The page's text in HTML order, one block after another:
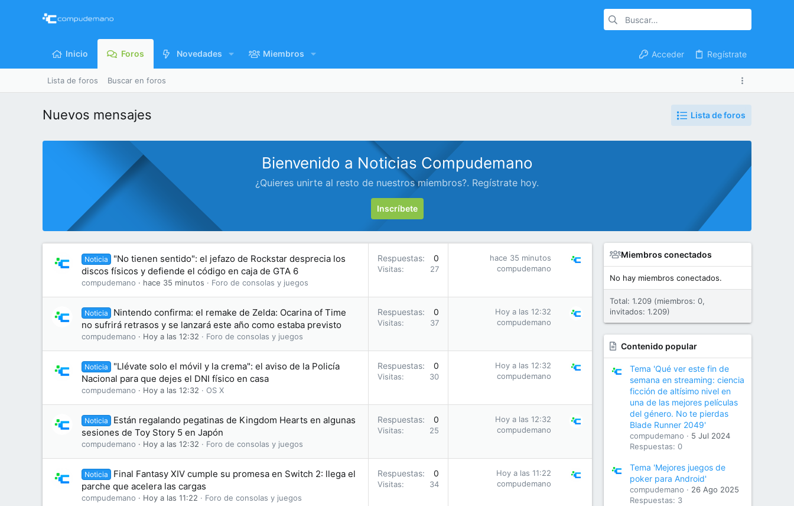
Inicio Foros Novedades Miembros Acceder Regístrate
Lista de foros Buscar en foros
Nuevos mensajes Lista de foros
Bienvenido a Noticias Compudemano
¿Quieres unirte al resto de nuestros miembros?. Regístrate hoy.
Inscríbete
Noticia
"No tienen sentido": el jefazo de Rockstar desprecia los
discos físicos y defiende el código en caja de GTA 6
compudemano hace 35 minutos Foro de consolas y juegos
Respuestas 0
Visitas 27
hace 35 minutos
compudemano
Noticia
Nintendo confirma: el remake de Zelda: Ocarina of Time
no sufrirá retrasos y se lanzará este año como estaba previsto
compudemano Hoy a las 12:32 Foro de consolas y juegos
Respuestas 0
Visitas 37
Hoy a las 12:32
compudemano
Noticia
"Llévate solo el móvil y la crema": el aviso de la Policía
Nacional para que dejes el DNI físico en casa
compudemano Hoy a las 12:32 OS X
Respuestas 0
Visitas 30
Hoy a las 12:32
compudemano
Noticia
Están regalando pegatinas de Kingdom Hearts en algunas
sesiones de Toy Story 5 en Japón
compudemano Hoy a las 12:32 Foro de consolas y juegos
Respuestas 0
Visitas 25
Hoy a las 12:32
compudemano
Noticia
Final Fantasy XIV cumple su promesa en Switch 2: llega el
parche que acelera las cargas
compudemano Hoy a las 11:22 Foro de consolas y juegos
Respuestas 0
Visitas 34
Hoy a las 11:22
compudemano
Miembros conectados
No hay miembros conectados.
Total: 1.209 (miembros: 0,
invitados: 1.209)
Contenido popular
Tema 'Qué ver este fin de
semana en streaming: ciencia
ficción de altísimo nivel en
una de las mejores películas
del género. No te pierdas
Blade Runner 2049'
compudemano
5 Jul 2024
Respuestas: 0
Tema 'Mejores juegos de
poker para Android'
compudemano
26 Ago 2025
Respuestas: 3